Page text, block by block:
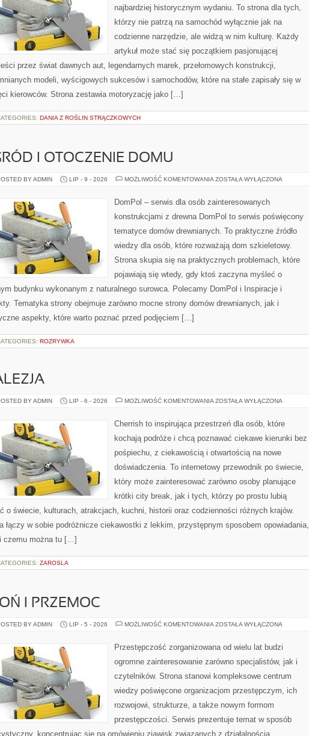
najbardziej historycznym wydaniu. To strona dla tych,
którzy nie patrzą na samochód wyłącznie jak na
codzienne narzędzie, ale widzą w nim kulturę. Każdy
artykuł może stać się początkiem pasjonującej
przez świat dawnych aut, legendarnych marek, przełomowych konstrukcji,
modeli, wyścigowych sukcesów i samochodów, które na stałe zapisały się w
kierowców. Strona zestawia motoryzację jako […]
DANIA Z ROŚLIN STRĄCZKOWYCH
I OTOCZENIE DOMU
BY ADMIN LIP - 9 - 2026 MOŻLIWOŚĆ KOMENTOWANIA OGRÓD
DOMU
ZOSTAŁA WYŁĄCZONA
DomPol – serwis dla osób zainteresowanych
konstrukcjami z drewna DomPol to serwis poświęcony
tematyce domów drewnianych. To praktyczne źródło
wiedzy dla osób, które rozważają dom szkieletowy.
Strona skupia się na praktycznych problemach, które
pojawiają się wtedy, gdy ktoś zaczyna myśleć o
budynku wykonanym z naturalnego surowca. Polecamy DomPol i Inspiracje i
Tematyka strony obejmuje zarówno mocne strony domów drewnianych, jak i
aspekty, które warto poznać przed podjęciem […]
ROZRYWKA
BY ADMIN LIP - 6 - 2026 MOŻLIWOŚĆ KOMENTOWANIA MALEZJA
ZOSTAŁA WYŁĄCZONA
Cherrish to inspirująca przestrzeń dla osób, które
kochają podróże i chcą poznawać ciekawe kierunki bez
pośpiechu, z ciekawością i otwartością na nowe
doświadczenia. To internetowy przewodnik po świecie,
który może zainteresować zarówno osoby planujące
krótki city break, jak i tych, którzy po prostu lubią
o świecie, kulturach, atrakcjach, kuchni, historii oraz codzienności różnych krajów.
łączy w sobie podróżnicze ciekawostki z lekkim, przystępnym sposobem opowiadania,
czemu można tu […]
ZAROSLA
I PRZEMOC
BY ADMIN LIP - 5 - 2026 MOŻLIWOŚĆ KOMENTOWANIA BROŃ
ZOSTAŁA WYŁĄCZONA
Przestępczość zorganizowana od wielu lat budzi
ogromne zainteresowanie zarówno specjalistów, jak i
czytelników. Strona stanowi kompleksowe centrum
wiedzy poświęcone organizacjom przestępczym, ich
rozwojowi, strukturze, a także nowym formom
przestępczości. Serwis prezentuje temat w sposób
koncentrując się na omówieniu zjawisk związanych z działalnością